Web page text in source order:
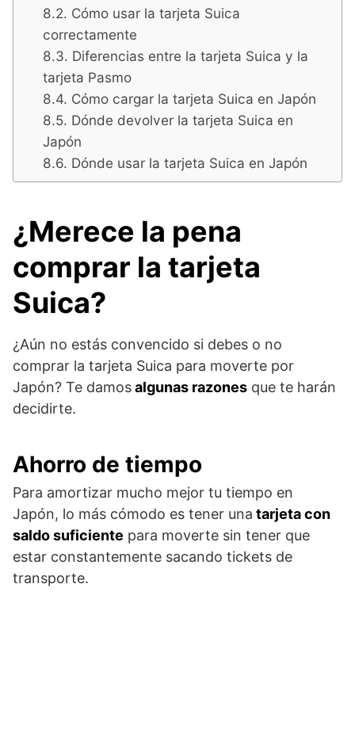
Cómo usar la tarjeta Suica
correctamente
Diferencias entre la tarjeta Suica y la
tarjeta Pasmo
Cómo cargar la tarjeta Suica en Japón
Dónde devolver la tarjeta Suica en
Japón
Dónde usar la tarjeta Suica en Japón
¿Merece la pena
comprar la tarjeta
Suica?
¿Aún no estás convencido si debes o no
comprar la tarjeta Suica para moverte por
Japón? Te damosalgunas razones que te harán
decidirte.
Ahorro de tiempo
Para amortizar mucho mejor tu tiempo en
Japón, lo más cómodo es tener una tarjeta con
saldo suficiente para moverte sin tener que
estar constantemente sacando tickets de
transporte.